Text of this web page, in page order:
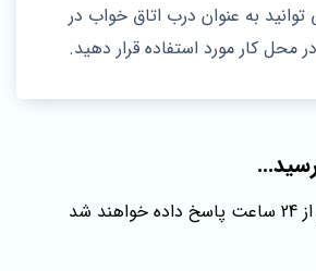
به عنوان درب اتاق خواب در
محل کار مورد استفاده قرار دهید.
شد